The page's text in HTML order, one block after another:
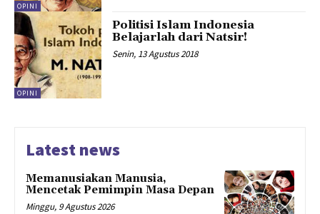
OPINI
OPINI
Politisi Islam Indonesia
Belajarlah dari Natsir!
Senin, 13 Agustus 2018
Latest news
Memanusiakan Manusia,
Mencetak Pemimpin Masa Depan
Minggu, 9 Agustus 2026